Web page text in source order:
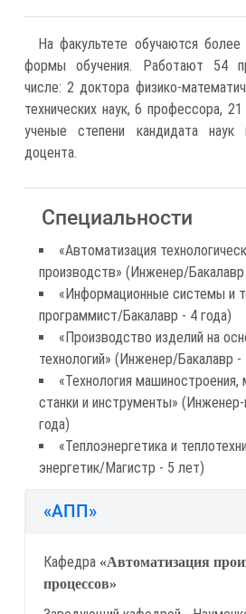
На факультете обучаются
формы обучения. Работают 54
числе: 2 доктора физико-
технических наук, 6 профессора,
ученые степени кандидата
доцента.
Специальности
«Автоматизация
производств» (Инженер/Бакалавр
«Информационные системы и
программист/Бакалавр - 4 года)
«Производство изделий на
технологий» (Инженер/Бакалавр -
«Технология
станки и инструменты»
года)
«Теплоэнергетика и
энергетик/Магистр - 5 лет)
«АПП»
Кафедра «Автоматизация
процессов»